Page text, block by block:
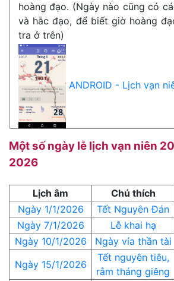
hoàng đạo. (Ngày nào cũng có
và hắc đạo, để biết giờ hoàng
tra ở trên)
ANDROID - Lịch vạn
Một số ngày lễ lịch vạn niên
2026
Lịch âm Chú thích
Ngày 1/1/2026
Tết Nguyên Đán
Ngày 7/1/2026
Lễ khai hạ
Ngày 10/1/2026
Ngày vía thần tài
Ngày 15/1/2026
Tết nguyên tiêu,
rằm tháng giêng